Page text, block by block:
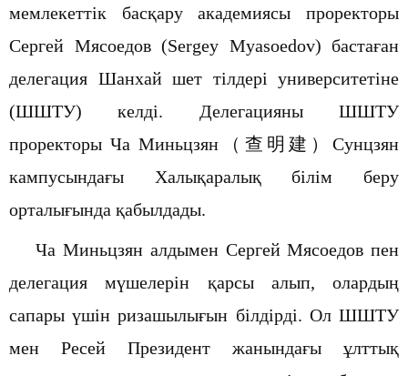
мемлекеттік басқару академиясы проректоры
Сергей Мясоедов(Sergey Myasoedov) бастаған
делегация Шанхай шет тілдері университетіне
(ШШТУ) келді. Делегацияны ШШТУ
проректорыЧа Миньцзян （查明建） Сунцзян
кампусындағы Халықаралық білім беру
орталығында қабылдады.
Ча Миньцзян алдымен СергейМясоедов пен
делегация мүшелерін қарсы алып, олардың
сапары үшін ризашылығын білдірді. Ол ШШТУ
мен Ресей Президент жанындағы ұлттық